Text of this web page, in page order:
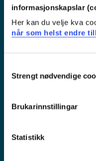
informasjonskapslar
Her kan du velje kva
når som helst endre
Selection
Strengt nødvendige
Brukarinnstillingar
Statistikk